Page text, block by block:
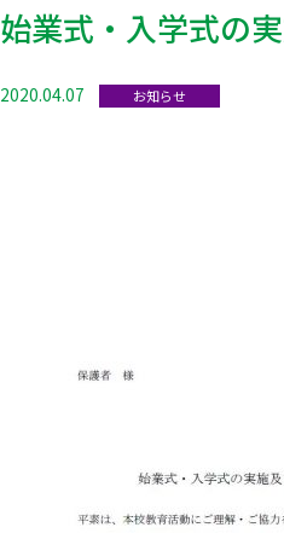
始業式・入学式の
2020.04.07 お知らせ